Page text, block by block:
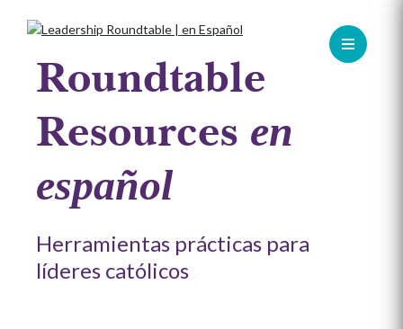
Roundtable
Resources en
español
Herramientas prácticas para
líderes católicos